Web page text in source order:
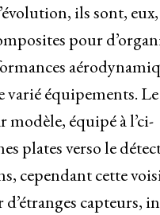
ils sont,
pour
équipements.
modèle, équipé à l’ci-
plates verso le
cependant cette
capteurs,